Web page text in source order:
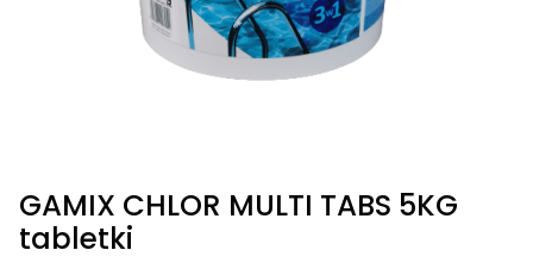
GAMIX CHLOR MULTI TABS 5KG
tabletki